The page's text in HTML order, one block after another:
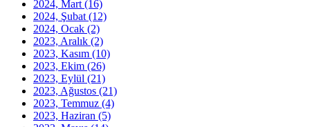
2024, Mart (16)
2024, Şubat (12)
2024, Ocak (2)
2023, Aralık (2)
2023, Kasım (10)
2023, Ekim (26)
2023, Eylül (21)
2023, Ağustos (21)
2023, Temmuz (4)
2023, Haziran (5)